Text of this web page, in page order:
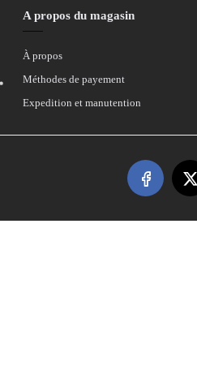
A propos du magasin
À propos
Méthodes de payement
Expedition et manutention